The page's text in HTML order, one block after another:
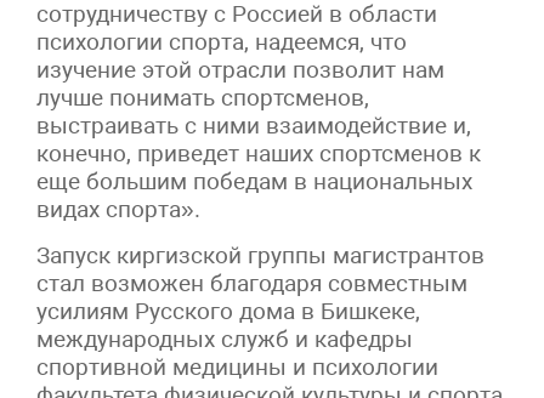
сотрудничеству с Россией в области
психологии спорта, надеемся, что
изучение этой отрасли позволит нам
лучше понимать спортсменов,
выстраивать с ними взаимодействие и,
конечно, приведет наших спортсменов к
еще большим победам в национальных
видах спорта».
Запуск киргизской группы магистрантов
стал возможен благодаря совместным
усилиям Русского дома в Бишкеке,
международных служб и кафедры
спортивной медицины и психологии